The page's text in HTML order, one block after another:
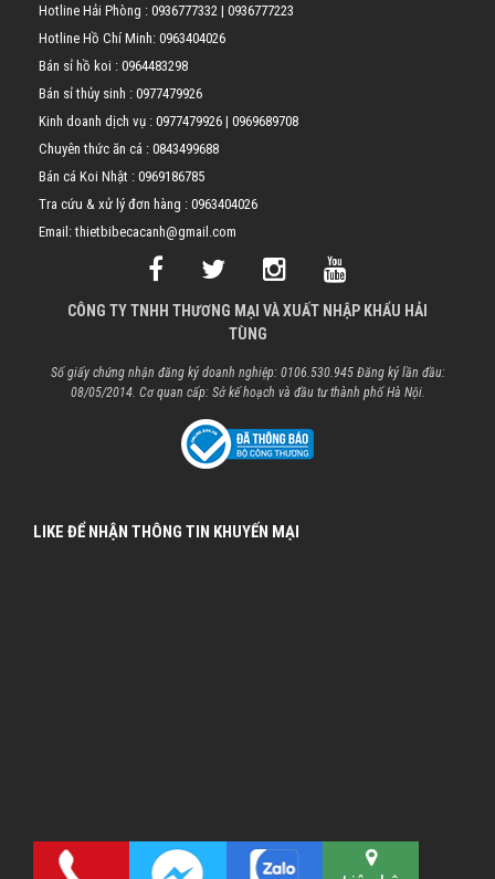
Hotline Hải Phòng : 0936777332 | 0936777223
Hotline Hồ Chí Minh: 0963404026
Bán sỉ hồ koi : 0964483298
Bán sỉ thủy sinh : 0977479926
Kinh doanh dịch vụ : 0977479926 | 0969689708
Chuyên thức ăn cá : 0843499688
Bán cá Koi Nhật : 0969186785
Tra cứu & xử lý đơn hàng : 0963404026
Email: thietbibecacanh@gmail.com
CÔNG TY TNHH THƯƠNG MẠI VÀ XUẤT NHẬP KHẨU HẢI
TÙNG
Số giấy chứng nhận đăng ký doanh nghiệp: 0106.530.945 Đăng ký lần đầu:
08/05/2014. Cơ quan cấp: Sở kế hoạch và đầu tư thành phố Hà Nội.
LIKE ĐỂ NHẬN THÔNG TIN KHUYẾN MẠI